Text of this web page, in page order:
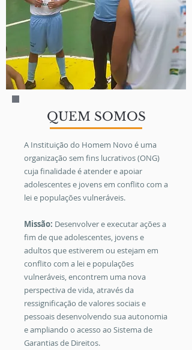
QUEM SOMOS
A Instituição do Homem Novo é uma
organização sem fins lucrativos (ONG)
cuja finalidade é atender e apoiar
adolescentes e jovens em conflito com a
lei e populações vulneráveis.
Missão: Desenvolver e executar ações a
fim de queadolescentes, jovens e
adultos que estiverem ou estejam em
conflito com a lei e populações
vulneráveis, encontrem uma nova
perspectiva de vida, através da
ressignificação de valores sociais e
pessoais desenvolvendo sua autonomia
e ampliando o acesso ao Sistema de
Garantias de Direitos.